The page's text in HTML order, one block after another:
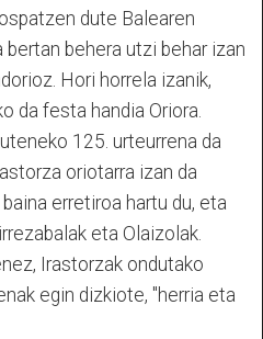
dute Balearen
bertan behera utzi behar izan
Hori horrela izanik,
da festa handia Oriora.
125. urteurrena da
oriotarra izan da
erretiroa hartu du, eta
eta Olaizolak.
Irastorzak ondutako
egin dizkiote, "herria eta